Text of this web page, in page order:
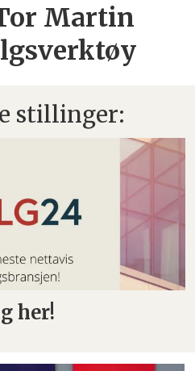
Martin
stillinger:
her!